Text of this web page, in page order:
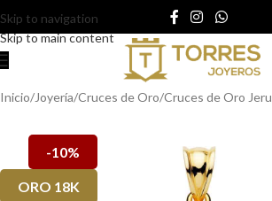
Skip to navigation
Skip to main content
Inicio/Joyería/Cruces de Oro/Cruces de Oro
-10%
ORO 18K